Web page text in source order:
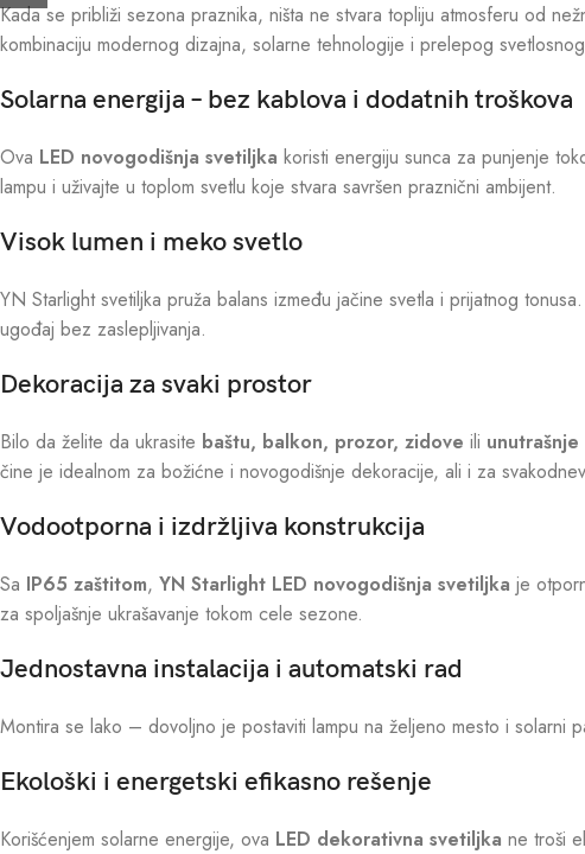
Kada se približi sezona praznika, ništa ne stvara topliju atmosferu od
kombinaciju modernog dizajna, solarne tehnologije i prelepog
Solarna energija – bez kablova i dodatnih troškova
Ova LED novogodišnja svetiljka koristi energiju sunca za punjenje
lampu i uživajte u toplom svetlu koje stvara savršen praznični ambijent.
Visok lumen i meko svetlo
YN Starlight svetiljka pruža balans između jačine svetla i prijatnog
ugođaj bez zaslepljivanja.
Dekoracija za svaki prostor
Bilo da želite da ukrasite baštu, balkon, prozor, zidove ili
čine je idealnom za božićne i novogodišnje dekoracije, ali i za
Vodootporna i izdržljiva konstrukcija
Sa IP65 zaštitom, YN Starlight LED novogodišnja svetiljka je
za spoljašnje ukrašavanje tokom cele sezone.
Jednostavna instalacija i automatski rad
Montira se lako – dovoljno je postaviti lampu na željeno mesto i solarni
Ekološki i energetski efikasno rešenje
Korišćenjem solarne energije, ova LED dekorativna svetiljka ne troši